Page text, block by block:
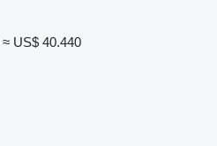
≈ US$ 40.440